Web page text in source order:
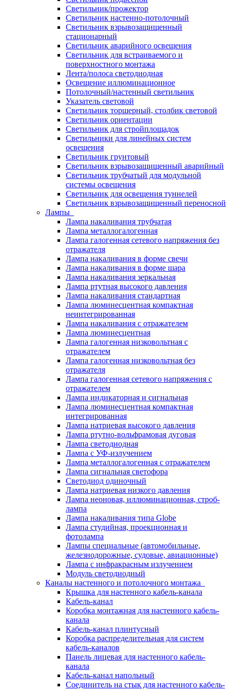
Светильник/прожектор
Светильник настенно-потолочный
Светильник взрывозащищенный
стационарный
Светильник аварийного освещения
Светильник для встраиваемого и
поверхностного монтажа
Лента/полоса светодиодная
Освещение иллюминационное
Потолочный/настенный светильник
Указатель световой
Светильник торшерный, столбик световой
Светильник ориентации
Светильник для стройплощадок
Светильники для линейных систем
освещения
Светильник грунтовый
Светильник взрывозащищенный аварийный
Светильник трубчатый для модульной
системы освещения
Светильник для освещения туннелей
Светильник взрывозащищенный переносной
Лампы
Лампа накаливания трубчатая
Лампа металлогалогенная
Лампа галогенная сетевого напряжения без
отражателя
Лампа накаливания в форме свечи
Лампа накаливания в форме шара
Лампа накаливания зеркальная
Лампа ртутная высокого давления
Лампа накаливания стандартная
Лампа люминесцентная компактная
неинтегрированная
Лампа накаливания с отражателем
Лампа люминесцентная
Лампа галогенная низковольтная с
отражателем
Лампа галогенная низковольтная без
отражателя
Лампа галогенная сетевого напряжения с
отражателем
Лампа индикаторная и сигнальная
Лампа люминесцентная компактная
интегрированная
Лампа натриевая высокого давления
Лампа ртутно-вольфрамовая дуговая
Лампа светодиодная
Лампа с УФ-излучением
Лампа металлогалогенная с отражателем
Лампа сигнальная светофора
Светодиод одиночный
Лампа натриевая низкого давления
Лампа неоновая, иллюминационная, строб-
лампа
Лампа накаливания типа Globe
Лампа студийная, проекционная и
фотолампа
Лампы специальные (автомобильные,
железнодорожные, судовые, авиационные)
Лампа с инфракрасным излучением
Модуль светодиодный
Каналы настенного и потолочного монтажа
Крышка для настенного кабель-канала
Кабель-канал
Коробка монтажная для настенного кабель-
канала
Кабель-канал плинтусный
Коробка распределительная для систем
кабель-каналов
Панель лицевая для настенного кабель-
канала
Кабель-канал напольный
Соединитель на стык для настенного кабель-